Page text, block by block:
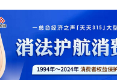
领性文件首次将“林草碳汇交易
溢价率”列为省级年度考核硬指
2030年全国森林覆盖率达到
量增至224亿立方米、草原综
58%以上。规划期内的林草碳